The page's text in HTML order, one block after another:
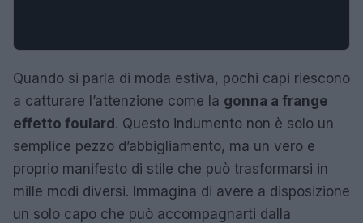
Quando si parla di moda estiva, pochi capi riescono
a catturare l’attenzione come la gonna a frange
effetto foulard. Questo indumento non è solo un
semplice pezzo d’abbigliamento, ma un vero e
proprio manifesto di stile che può trasformarsi in
mille modi diversi. Immagina di avere a disposizione
un solo capo che può accompagnarti dalla